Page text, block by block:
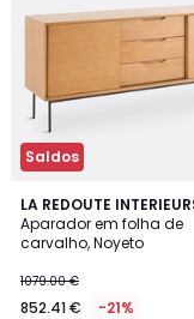
Saldos
LA REDOUTE
Aparador em folha de
carvalho, Noyeto
1079.00 €
852.41 € -21%
4,5
/ 5